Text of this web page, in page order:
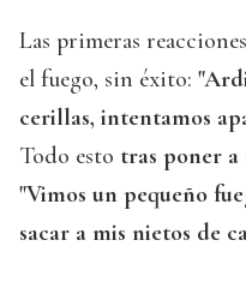
Las primeras
el fuego, sin éxito:
cerillas, intentamos
Todo esto tras poner a
"Vimos un pequeño
sacar a mis nietos de